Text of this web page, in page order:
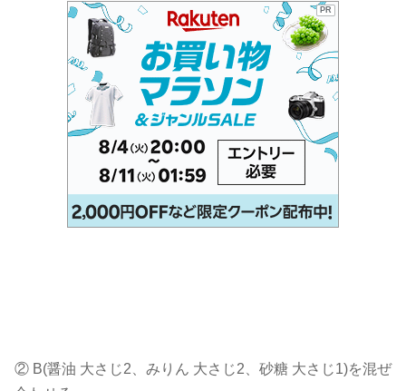
PR
② B(醤油 大さじ2、みりん 大さじ2、砂糖 大さじ1)を混ぜ